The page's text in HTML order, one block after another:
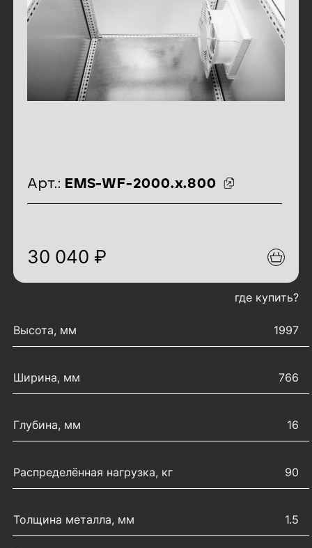
идентификаторы товара
Арт.: EMS-WF-2000.x.800
30 040 ₽
где купить?
Высота, мм
1997
Ширина, мм 766
Глубина, мм 16
Распределённая нагрузка, кг 90
Толщина металла, мм 1.5